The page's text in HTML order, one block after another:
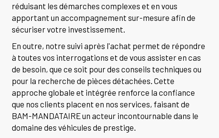
réduisant les démarches complexes et en vous
apportant un accompagnement sur-mesure afin de
sécuriser votre investissement.
En outre, notre suivi après l'achat permet de répondre
à toutes vos interrogations et de vous assister en cas
de besoin, que ce soit pour des conseils techniques ou
pour la recherche de pièces détachées. Cette
approche globale et intégrée renforce la confiance
que nos clients placent en nos services, faisant de
BAM-MANDATAIRE un acteur incontournable dans le
domaine des véhicules de prestige.